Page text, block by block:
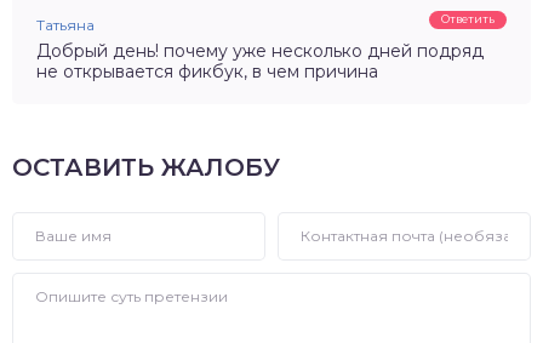
Татьяна Ответить
Добрый день! почему уже несколько дней подряд
не открывается фикбук, в чем причина
ОСТАВИТЬ ЖАЛОБУ